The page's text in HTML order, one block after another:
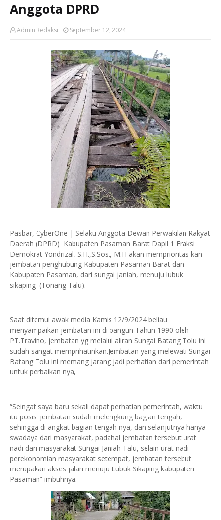
Anggota DPRD
Admin Redaksi September 12, 2024
Pasbar, CyberOne | Selaku Anggota Dewan Perwakilan Rakyat
Daerah (DPRD) Kabupaten Pasaman Barat Dapil 1 Fraksi
Demokrat Yondrizal, S.H.,S.Sos., M.H akan memprioritas kan
jembatan penghubung Kabupaten Pasaman Barat dan
Kabupaten Pasaman, dari sungai janiah, menuju lubuk
sikaping (Tonang Talu).
Saat ditemui awak media Kamis 12/9/2024 beliau
menyampaikan jembatan ini di bangun Tahun 1990 oleh
PT.Travino, jembatan yg melalui aliran Sungai Batang Tolu ini
sudah sangat memprihatinkan.Jembatan yang melewati Sungai
Batang Tolu ini memang jarang jadi perhatian dari pemerintah
untuk perbaikan nya,
“Seingat saya baru sekali dapat perhatian pemerintah, waktu
itu posisi jembatan sudah melengkung bagian tengah,
sehingga di angkat bagian tengah nya, dan selanjutnya hanya
swadaya dari masyarakat, padahal jembatan tersebut urat
nadi dari masyarakat Sungai Janiah Talu, selain urat nadi
perekonomian masyarakat setempat, jembatan tersebut
merupakan akses jalan menuju Lubuk Sikaping kabupaten
Pasaman” imbuhnya.